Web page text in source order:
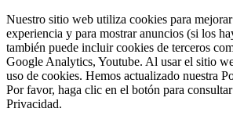
Nuestro sitio web utiliza cookies para
experiencia y para mostrar anuncios (si los
también puede incluir cookies de terceros
Google Analytics, Youtube. Al usar el sitio
uso de cookies. Hemos actualizado nuestra
Por favor, haga clic en el botón para
Privacidad.